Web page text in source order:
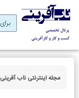
صفحه
نخست
فروش
مجله اینترنتی ناب آفرینی